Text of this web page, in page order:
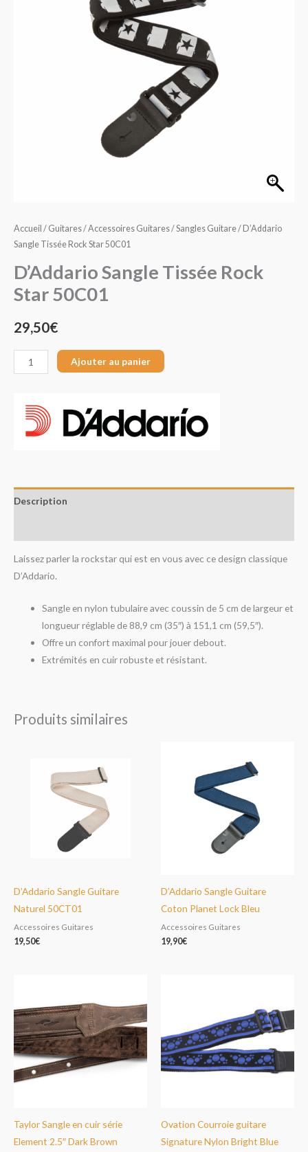
Accueil / Guitares/Accessoires Guitares/Sangles Guitare/ D’Addario
Sangle Tissée Rock Star 50C01
D’Addario Sangle Tissée Rock
Star 50C01
29,50€
Ajouter au panier
Description
Laissez parler la rockstar qui est en vous avec ce design classique
D’Addario.
Sangle en nylon tubulaire avec coussin de 5 cm de largeur et
longueur réglable de 88,9 cm (35″) à 151,1 cm (59,5″).
Offre un confort maximal pour jouer debout.
Extrémités en cuir robuste et résistant.
Produits similaires
D’Addario Sangle Guitare
Naturel 50CT01
Accessoires Guitares
19,50€
D’Addario Sangle Guitare
Coton Planet Lock Bleu
Accessoires Guitares
19,90€
Taylor Sangle en cuir série
Element 2.5″ Dark Brown
Ovation Courroie guitare
Signature Nylon Bright Blue